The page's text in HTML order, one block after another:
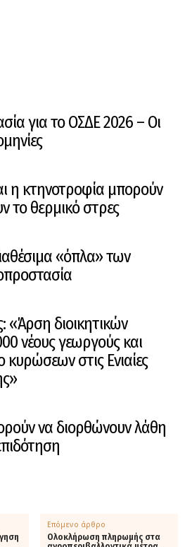
για το ΟΣΔΕ 2026 – Οι
η κτηνοτροφία μπορούν
το θερμικό στρες
«όπλα» των
«Άρση διοικητικών
νέους γεωργούς και
κυρώσεων στις Ενιαίες
να διορθώνουν λάθη
Επόμενο άρθρο
Ολοκλήρωση πληρωμής στα